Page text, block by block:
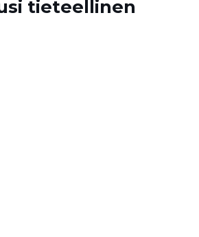
tieteellinen